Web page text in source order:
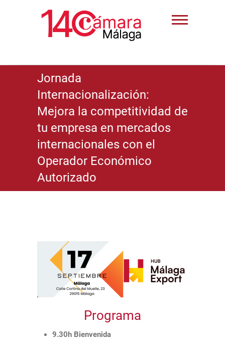
Jornada
Internacionalización:
Mejora la competitividad de
tu empresa en mercados
internacionales con el
Operador Económico
Autorizado
Programa
9.30h Bienvenida